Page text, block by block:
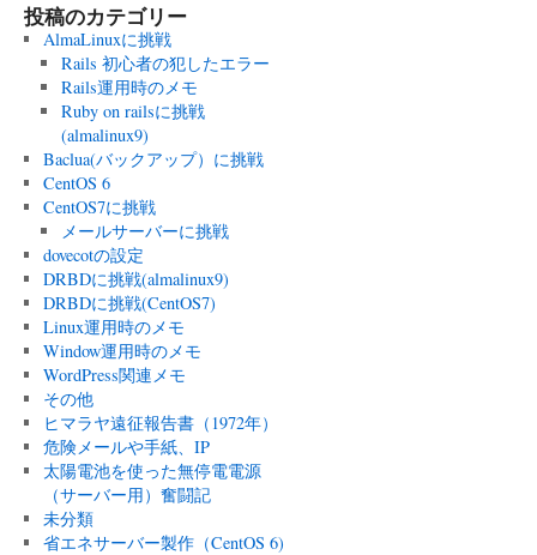
投稿のカテゴリー
AlmaLinuxに挑戦
Rails 初心者の犯したエラー
Rails運用時のメモ
Ruby on railsに挑戦
(almalinux9)
Baclua(バックアップ）に挑戦
CentOS 6
CentOS7に挑戦
メールサーバーに挑戦
dovecotの設定
DRBDに挑戦(almalinux9)
DRBDに挑戦(CentOS7)
Linux運用時のメモ
Window運用時のメモ
WordPress関連メモ
その他
ヒマラヤ遠征報告書（1972年）
危険メールや手紙、IP
太陽電池を使った無停電電源
（サーバー用）奮闘記
未分類
省エネサーバー製作（CentOS 6)